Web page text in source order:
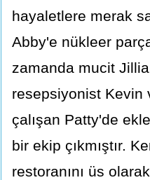
hayaletlere merak
Abby'e nükleer
zamanda mucit
resepsiyonist Kevin
çalışan Patty'de
bir ekip çıkmıştır.
restoranını üs